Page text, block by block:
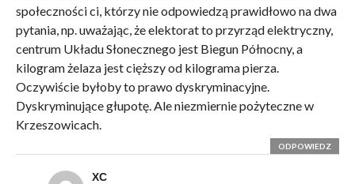
społeczności ci, którzy nie odpowiedzą prawidłowo na dwa
pytania, np. uważając, że elektorat to przyrząd elektryczny,
centrum Układu Słonecznego jest Biegun Północny, a
kilogram żelaza jest cięższy od kilograma pierza.
Oczywiście byłoby to prawo dyskryminacyjne.
Dyskryminujące głupotę. Ale niezmiernie pożyteczne w
Krzeszowicach.
ODPOWIEDZ
XC